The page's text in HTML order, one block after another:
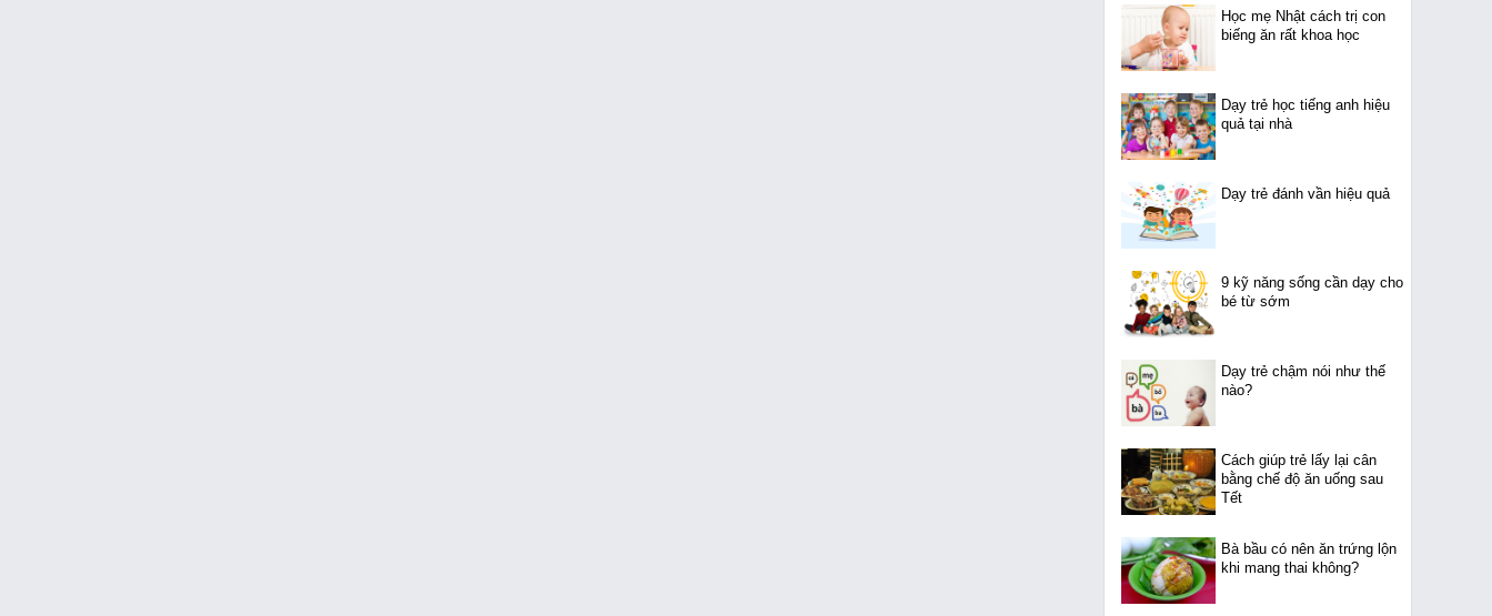
Học mẹ Nhật cách trị con
biếng ăn rất khoa học
Dạy trẻ học tiếng anh hiệu
quả tại nhà
Dạy trẻ đánh vần hiệu quả
9 kỹ năng sống cần dạy cho
bé từ sớm
Dạy trẻ chậm nói như thế
nào?
Cách giúp trẻ lấy lại cân
bằng chế độ ăn uống sau
Tết
Bà bầu có nên ăn trứng lộn
khi mang thai không?